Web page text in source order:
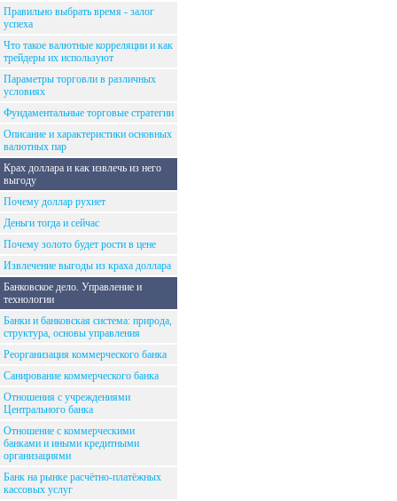
Правильно выбрать время - залог
успеха
Что такое валютные корреляции и как
трейдеры их используют
Параметры торговли в различных
условиях
Фундаментальные торговые стратегии
Описание и характеристики основных
валютных пар
Крах доллара и как извлечь из него
выгоду
Почему доллар рухнет
Деньги тогда и сейчас
Почему золото будет рости в цене
Извлечение выгоды из краха доллара
Банковское дело. Управление и
технологии
Банки и банковская система: природа,
структура, основы управления
Реорганизация коммерческого банка
Санирование коммерческого банка
Отношения с учреждениями
Центрального банка
Отношение с коммерческими
банками и иными кредитными
организациями
Банк на рынке расчётно-платёжных
кассовых услуг